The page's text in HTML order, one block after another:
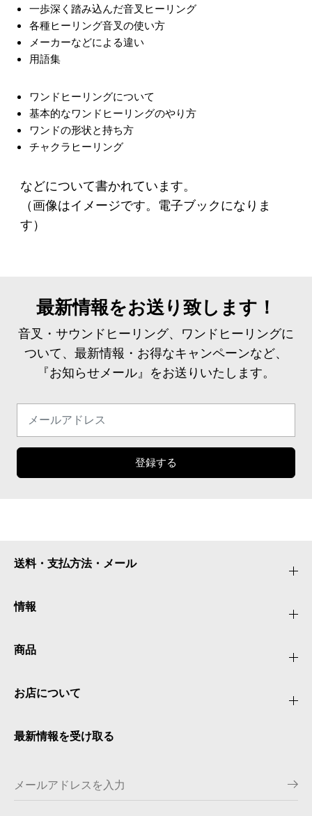
室内で鳴らすのとは全然違う、ふわっと心が
音と一緒に、 見渡す限りに広がっていくよう
な気がしました。
楽しかったので、またどこかに連れて行って
あげようと思います。
（チコ様）
一歩深く踏み込んだ音叉ヒーリング
各種ヒーリング音叉の使い方
メーカーなどによる違い
用語集
ワンドヒーリングについて
基本的なワンドヒーリングのやり方
ワンドの形状と持ち方
チャクラヒーリング
などについて書かれています。
（画像はイメージです。電子ブックになりま
す）
最新情報をお送り致します！
音叉・サウンドヒーリング、ワンドヒーリングに
ついて、最新情報・お得なキャンペーンなど、
『お知らせメール』をお送りいたします。
登録する
送料・支払方法・メール
情報
商品
お店について
最新情報を受け取る